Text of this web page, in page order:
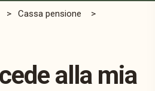
Cassa pensione
alla mia